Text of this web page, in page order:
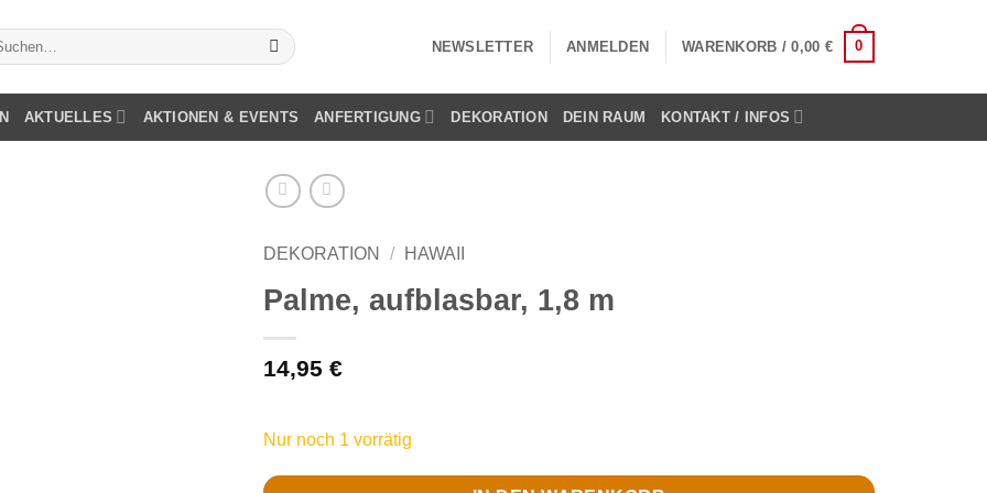
NEWSLETTER ANMELDEN WARENKORB /0,00 € 0
AKTUELLES AKTIONEN & EVENTS ANFERTIGUNG DEKORATION DEIN RAUM KONTAKT / INFOS
DEKORATION / HAWAII
Palme, aufblasbar, 1,8 m
14,95 €
Nur noch 1 vorrätig